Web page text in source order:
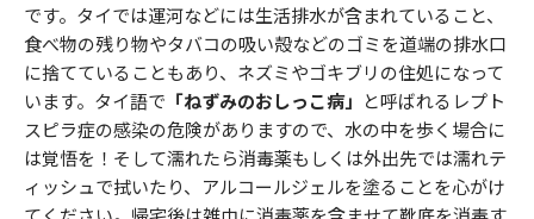
です。タイでは運河などには生活排水が含まれていること、
食べ物の残り物やタバコの吸い殻などのゴミを道端の排水口
に捨てていることもあり、ネズミやゴキブリの住処になって
います。タイ語で 「ねずみのおしっこ病」 と呼ばれるレプト
スピラ症の感染の危険がありますので、水の中を歩く場合に
は覚悟を！そして濡れたら消毒薬もしくは外出先では濡れテ
ィッシュで拭いたり、アルコールジェルを塗ることを心がけ